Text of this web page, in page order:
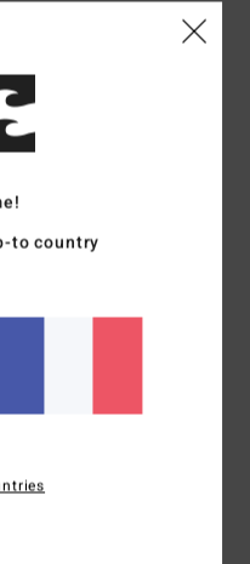
: Trop grand
: Taille parfaiteMatière
to country